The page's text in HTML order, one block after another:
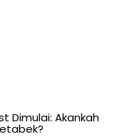
Dimulai: Akankah